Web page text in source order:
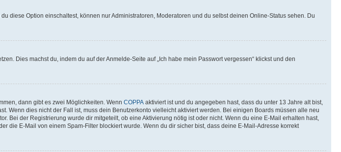
diese Option einschaltest, können nur Administratoren, Moderatoren und du selbst deinen Online-Status sehen. Du
Dies machst du, indem du auf der Anmelde-Seite auf „Ich habe mein Passwort vergessen“ klickst und den
dann gibt es zwei Möglichkeiten. Wenn COPPA aktiviert ist und du angegeben hast, dass du unter 13 Jahre alt bist,
dies nicht der Fall ist, muss dein Benutzerkonto vielleicht aktiviert werden. Bei einigen Boards müssen alle neu
Bei der Registrierung wurde dir mitgeteilt, ob eine Aktivierung nötig ist oder nicht. Wenn du eine E-Mail erhalten hast,
die E-Mail von einem Spam-Filter blockiert wurde. Wenn du dir sicher bist, dass deine E-Mail-Adresse korrekt